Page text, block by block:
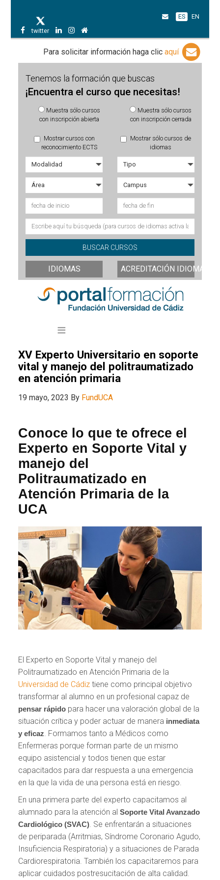
twitter
ES EN
Para solicitar información haga clic aquí
Tenemos la formación que buscas
¡Encuentra el curso que necesitas!
Muestra sólo cursos
con inscripción abierta
Muestra sólo cursos
con inscripción cerrada
Mostrar cursos con
reconocimiento ECTS
Mostrar sólo cursos de
idiomas
IDIOMAS ACREDITACIÓN IDIOMAS
XV Experto Universitario en soporte
vital y manejo del politraumatizado
en atención primaria
19 mayo, 2023 By FundUCA
Conoce lo que te ofrece el
Experto en Soporte Vital y
manejo del
Politraumatizado en
Atención Primaria de la
UCA
El Experto en Soporte Vital y manejo del
Politraumatizado en Atención Primaria de la
Universidad de Cádiz tiene como principal objetivo
transformar al alumno en un profesional capaz de
pensar rápido para hacer una valoración global de la
situación crítica y poder actuar de manera inmediata
y eficaz . Formamos tanto a Médicos como
Enfermeras porque forman parte de un mismo
equipo asistencial y todos tienen que estar
capacitados para dar respuesta a una emergencia
en la que la vida de una persona está en riesgo.
En una primera parte del experto capacitamos al
alumnado para la atención alSoporte Vital Avanzado
Cardiológico (SVAC) . Se enfrentarán a situaciones
de periparada (Arritmias, Síndrome Coronario Agudo,
Insuficiencia Respiratoria) y a situaciones de Parada
Cardiorespiratoria. También los capacitaremos para
aplicar cuidados postresucitación de alta calidad.